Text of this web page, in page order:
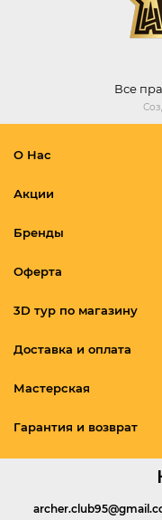
Все
О Нас
Акции
Бренды
Оферта
3D тур по магазину
Доставка и оплата
Мастерская
Гарантия и возврат